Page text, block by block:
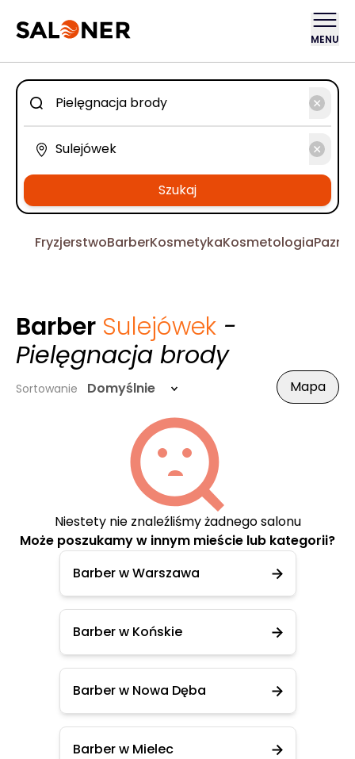
MENU
Szukaj
FryzjerstwoBarberKosmetykaKosmetologia
Barber Sulejówek -
Pielęgnacja brody
Sortowanie Domyślnie Mapa
Niestety nie znaleźliśmy żadnego salonu
Może poszukamy w innym mieście lub kategorii?
Barber w Warszawa
Barber w Końskie
Barber w Nowa Dęba
Barber w Mielec